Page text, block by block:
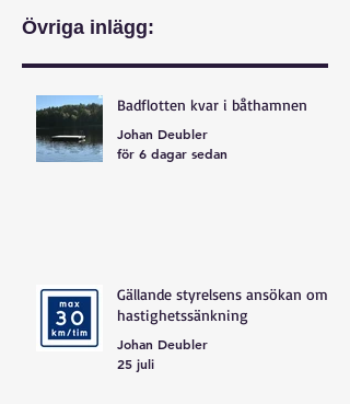
Övriga inlägg:
Badflotten kvar i båthamnen
Johan Deubler
för 6 dagar sedan
Gällande styrelsens ansökan om
hastighetssänkning
Johan Deubler
25 juli